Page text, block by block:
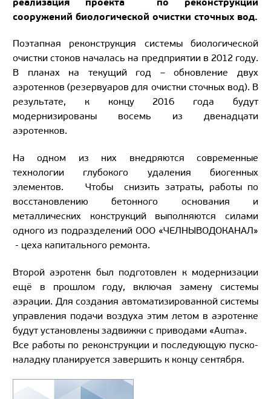
сооружений биологической очистки сточных вод.
Поэтапная реконструкция системы биологической
очистки стоков началась на предприятии в 2012 году.
В планах на текущий год – обновление двух
аэротенков (резервуаров для очистки сточных вод). В
результате, к концу 2016 года будут
модернизированы восемь из двенадцати
аэротенков.
На одном из них внедряются современные
технологии глубокого удаления биогенных
элементов. Чтобы снизить затраты, работы по
восстановлению бетонного основания и
металлических конструкций выполняются силами
одного из подразделений ООО «ЧЕЛНЫВОДОКАНАЛ»
- цеха капитального ремонта.
Второй аэротенк был подготовлен к модернизации
ещё в прошлом году, включая замену системы
аэрации. Для создания автоматизированной системы
управления подачи воздуха этим летом в аэротенке
будут установлены задвижки с приводами «Auma».
Все работы по реконструкции и последующую пуско-
наладку планируется завершить к концу сентября.